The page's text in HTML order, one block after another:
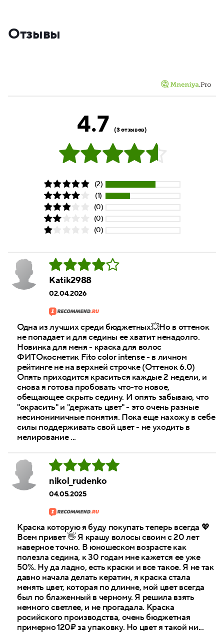
Отзывы
4.7 (3 отзывов)
(2)
(1)
(0)
(0)
(0)
Katik2988
02.04.2026
Одна из лучших среди бюджетных💥Но в оттенок
не попадает и для седины ее хватит ненадолго.
Новинка для меня - краска для волос
ФИТОкосметик Fito color intense - в личном
рейтинге не на верхней строчке (Оттенок 6.0)
Опять приходится краситься каждые 2 недели, и
снова я готова пробовать что-то новое,
обещающее скрыть седину. И опять забываю, что
"окрасить" и "держать цвет" - это очень разные
несинонимичные понятия. Пока еще нахожу в себе
силы поддерживать свой цвет - не уходить в
мелирование ...
nikol_rudenko
04.05.2025
Краска которую я буду покупать теперь всегда 💖
Всем привет 👋 Я крашу волосы своим с 20 лет
наверное точно. В юношеском возрасте как
полезла седина, к 30 годам мне кажется ее уже
50%. Ну да ладно, есть краски и все такое. Я не так
давно начала делать кератин, я краска стала
менять цвет, которая по длинне, мой цвет всегда
был по блаженный в черному. Я решила взять
немного светлее, и не прогадала. Краска
росийского производства, очень бюджетная
примерно 120₽ за упаковку. Но цвет я такой ни...